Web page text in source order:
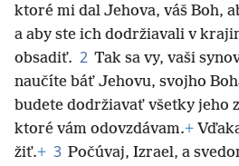
ktoré mi dal Jehova, váš Boh,
a aby ste ich dodržiavali v
obsadiť. 2 Tak sa vy, vaši
naučíte báť Jehovu, svojho
budete dodržiavať všetky jeho
ktoré vám odovzdávam.+
žiť.+ 3 Počúvaj, Izrael, a